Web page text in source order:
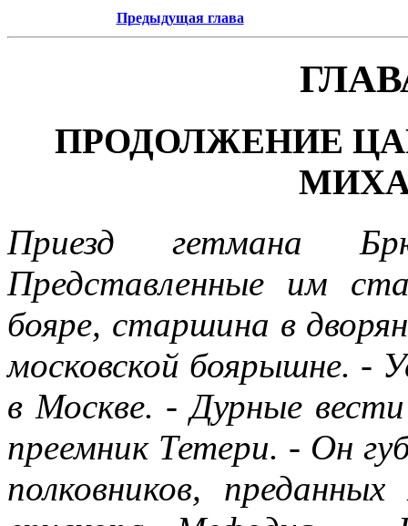
Предыдущая глава
ПРОДОЛЖЕНИЕ
Приезд гетмана
Представленные им
бояре, старшина в
московской боярышне. -
в Москве. - Дурные
преемник Тетери. - Он
полковников,